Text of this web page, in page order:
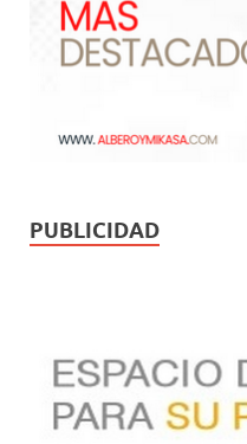
PUBLICIDAD